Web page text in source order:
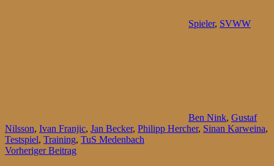
Spieler, SVWW
Ben Nink, Gustaf
Nilsson, Ivan Franjic, Jan Becker, Philipp Hercher, Sinan Karweina,
Testspiel, Training, TuS Medenbach
Beitragsnavigation
Vorheriger Beitrag